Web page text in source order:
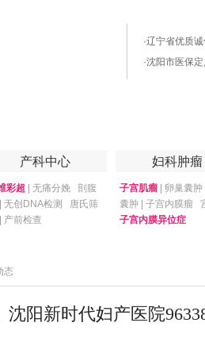
·辽宁省优质
·沈阳市医保
产科中心
彩超 无痛分娩
剖腹
无创DNA检测
唐氏筛
产前检查
妇科肿瘤
子宫肌瘤
卵巢囊肿
囊肿
子宫内膜瘤
子宫内膜异位症
态
沈阳新时代妇产医院